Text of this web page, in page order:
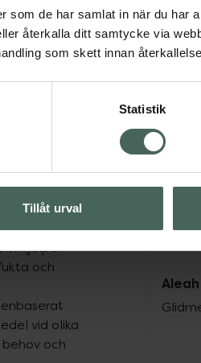
som de har samlat in när du har
återkalla ditt samtycke via
som skett innan
Statistik
Tillåt urval
vid torra
känsliga slemhinnor kan ett
känsliga
med
hjälper
och
vid olika
och